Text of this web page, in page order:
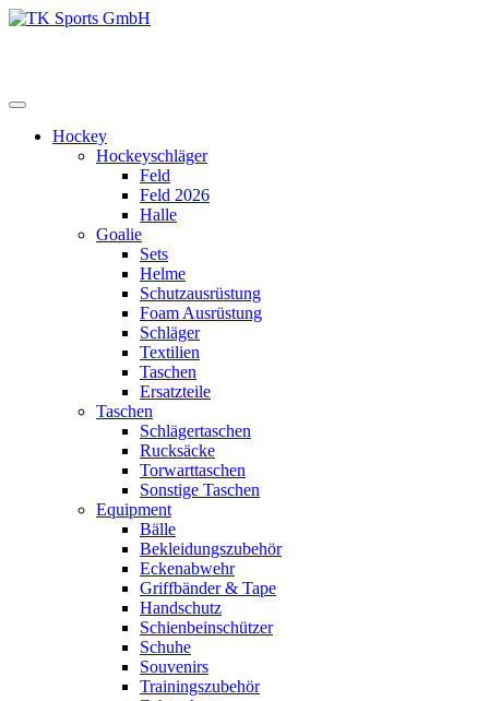
Zum
Hockey
Hockeyschläger
Feld
Feld 2026
Halle
Goalie
Sets
Helme
Schutzausrüstung
Foam Ausrüstung
Schläger
Textilien
Taschen
Ersatzteile
Taschen
Schlägertaschen
Rucksäcke
Torwarttaschen
Sonstige Taschen
Equipment
Bälle
Bekleidungszubehör
Eckenabwehr
Griffbänder & Tape
Handschutz
Schienbeinschützer
Schuhe
Souvenirs
Trainingszubehör